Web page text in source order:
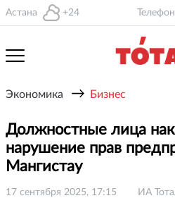
Астана +24
Экономика → Бизнес
Должностные лица
нарушение прав
Мангистау
17 сентября 2025, 17:15 ИА